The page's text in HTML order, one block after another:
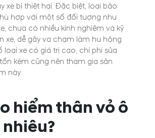
xe bị thiệt hại. Đặc biệt, loại bảo
hợp với một số đối tượng như
chưa có nhiều kinh nghiệm và kỹ
xe, dễ gây va chạm làm hư hỏng
loại xe có giá trị cao, chi phí sửa
kém cũng nên tham gia sản
này.
hiểm thân vỏ ô